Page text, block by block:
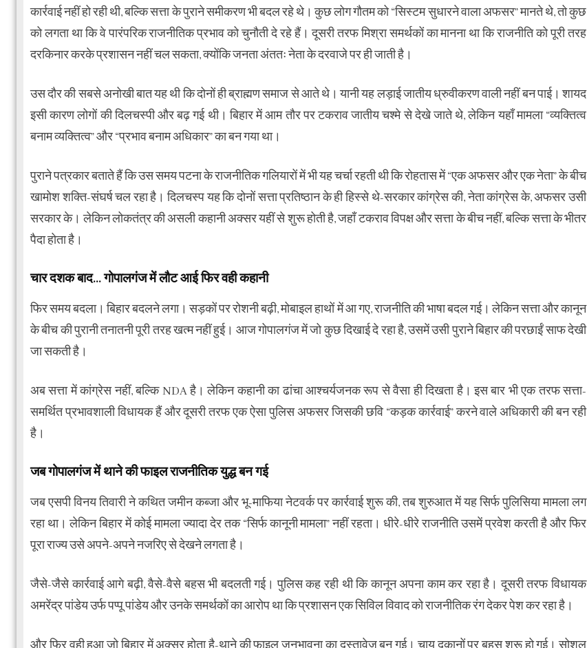
कार्रवाई नहीं हो रही थी, बल्कि सत्ता के पुराने समीकरण भी बदल रहे थे। कुछ लोग गौतम को “सिस्टम सुधारने वाला अफसर” मानते थे, तो कुछ
को लगता था कि वे पारंपरिक राजनीतिक प्रभाव को चुनौती दे रहे हैं। दूसरी तरफ मिश्रा समर्थकों का मानना था कि राजनीति को पूरी तरह
दरकिनार करके प्रशासन नहीं चल सकता, क्योंकि जनता अंततः नेता के दरवाजे पर ही जाती है।
उस दौर की सबसे अनोखी बात यह थी कि दोनों ही ब्राह्मण समाज से आते थे। यानी यह लड़ाई जातीय ध्रुवीकरण वाली नहीं बन पाई। शायद
इसी कारण लोगों की दिलचस्पी और बढ़ गई थी। बिहार में आम तौर पर टकराव जातीय चश्मे से देखे जाते थे, लेकिन यहाँ मामला “व्यक्तित्व
बनाम व्यक्तित्व” और “प्रभाव बनाम अधिकार” का बन गया था।
पुराने पत्रकार बताते हैं कि उस समय पटना के राजनीतिक गलियारों में भी यह चर्चा रहती थी कि रोहतास में “एक अफसर और एक नेता” के बीच
खामोश शक्ति-संघर्ष चल रहा है। दिलचस्प यह कि दोनों सत्ता प्रतिष्ठान के ही हिस्से थे-सरकार कांग्रेस की, नेता कांग्रेस के, अफसर उसी
सरकार के। लेकिन लोकतंत्र की असली कहानी अक्सर यहीं से शुरू होती है, जहाँ टकराव विपक्ष और सत्ता के बीच नहीं, बल्कि सत्ता के भीतर
पैदा होता है।
चार दशक बाद… गोपालगंज में लौट आई फिर वही कहानी
फिर समय बदला। बिहार बदलने लगा। सड़कों पर रोशनी बढ़ी, मोबाइल हाथों में आ गए, राजनीति की भाषा बदल गई। लेकिन सत्ता और कानून
के बीच की पुरानी तनातनी पूरी तरह खत्म नहीं हुई। आज गोपालगंज में जो कुछ दिखाई दे रहा है, उसमें उसी पुराने बिहार की परछाईं साफ देखी
जा सकती है।
अब सत्ता में कांग्रेस नहीं, बल्कि NDA है। लेकिन कहानी का ढांचा आश्चर्यजनक रूप से वैसा ही दिखता है। इस बार भी एक तरफ सत्ता-
समर्थित प्रभावशाली विधायक हैं और दूसरी तरफ एक ऐसा पुलिस अफसर जिसकी छवि “कड़क कार्रवाई” करने वाले अधिकारी की बन रही
है।
जब गोपालगंज में थाने की फाइल राजनीतिक युद्ध बन गई
जब एसपी विनय तिवारी ने कथित जमीन कब्जा और भू-माफिया नेटवर्क पर कार्रवाई शुरू की, तब शुरुआत में यह सिर्फ पुलिसिया मामला लग
रहा था। लेकिन बिहार में कोई मामला ज्यादा देर तक “सिर्फ कानूनी मामला” नहीं रहता। धीरे-धीरे राजनीति उसमें प्रवेश करती है और फिर
पूरा राज्य उसे अपने-अपने नजरिए से देखने लगता है।
जैसे-जैसे कार्रवाई आगे बढ़ी, वैसे-वैसे बहस भी बदलती गई। पुलिस कह रही थी कि कानून अपना काम कर रहा है। दूसरी तरफ विधायक
अमरेंद्र पांडेय उर्फ पप्पू पांडेय और उनके समर्थकों का आरोप था कि प्रशासन एक सिविल विवाद को राजनीतिक रंग देकर पेश कर रहा है।